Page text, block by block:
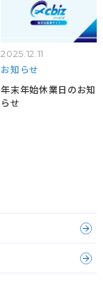
2025.12.11
お知らせ
年末年始休業日のお知
らせ